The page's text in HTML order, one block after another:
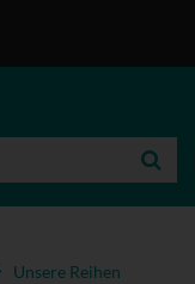
Unsere Reihen